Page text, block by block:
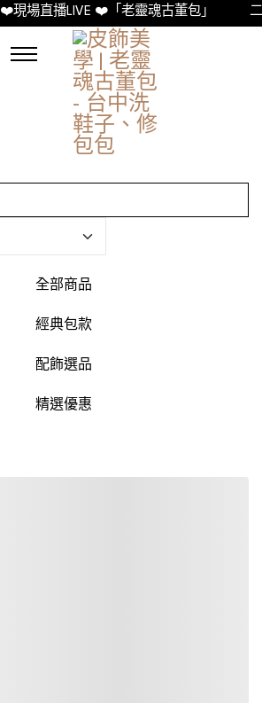
❤️現場直播LIVE ❤️「老靈魂古董包」
全部商品
經典包款
配飾選品
精選優惠